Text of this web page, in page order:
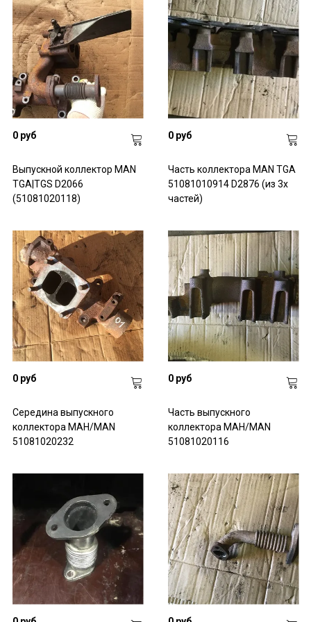
0 руб
Выпускной коллектор MAN
TGA|TGS D2066
(51081020118)
0 руб
Часть коллектора MAN TGA
51081010914 D2876 (из 3х
частей)
0 руб
Середина выпускного
коллектора МАН/MAN
51081020232
0 руб
Часть выпускного
коллектора МАН/MAN
51081020116